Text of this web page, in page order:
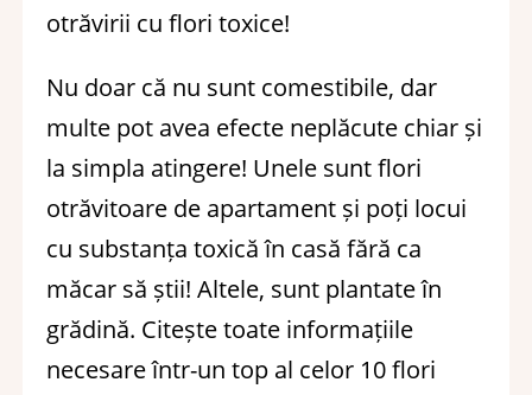
otrăvirii cu flori toxice!
Nu doar că nu sunt comestibile, dar
multe pot avea efecte neplăcute chiar și
la simpla atingere! Unele sunt flori
otrăvitoare de apartament și poți locui
cu substanța toxică în casă fără ca
măcar să știi! Altele, sunt plantate în
grădină. Citește toate informațiile
necesare într-un top al celor 10 flori